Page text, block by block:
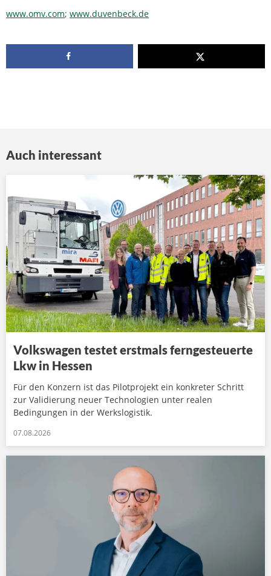
www.omv.com; www.duvenbeck.de
Auch interessant
Volkswagen testet erstmals ferngesteuerte
Lkw in Hessen
Für den Konzern ist das Pilotprojekt ein konkreter Schritt
zur Validierung neuer Technologien unter realen
Bedingungen in der Werkslogistik.
07.08.2026